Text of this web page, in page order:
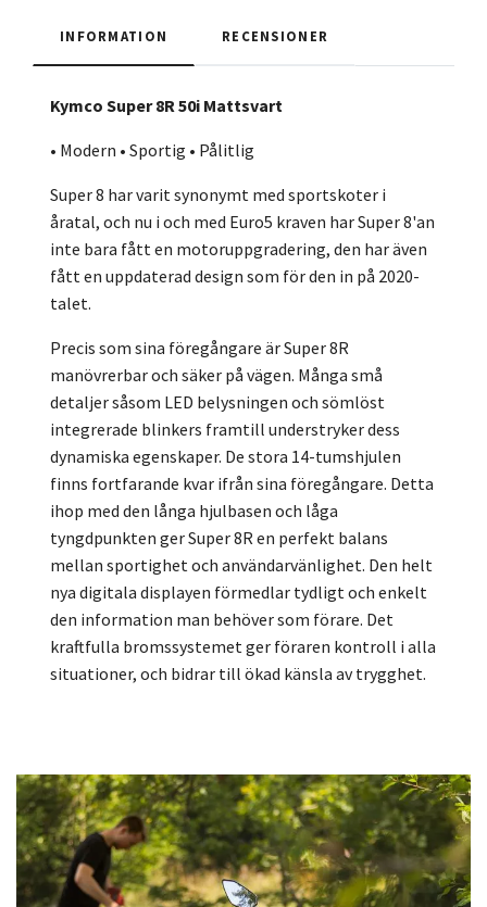
INFORMATION RECENSIONER
Kymco Super 8R 50i Mattsvart
• Modern • Sportig • Pålitlig
Super 8 har varit synonymt med sportskoter i
åratal, och nu i och med Euro5 kraven har Super 8'an
inte bara fått en motoruppgradering, den har även
fått en uppdaterad design som för den in på 2020-
talet.
Precis som sina föregångare är Super 8R
manövrerbar och säker på vägen. Många små
detaljer såsom LED belysningen och sömlöst
integrerade blinkers framtill understryker dess
dynamiska egenskaper. De stora 14-tumshjulen
finns fortfarande kvar ifrån sina föregångare. Detta
ihop med den långa hjulbasen och låga
tyngdpunkten ger Super 8R en perfekt balans
mellan sportighet och användarvänlighet. Den helt
nya digitala displayen förmedlar tydligt och enkelt
den information man behöver som förare. Det
kraftfulla bromssystemet ger föraren kontroll i alla
situationer, och bidrar till ökad känsla av trygghet.